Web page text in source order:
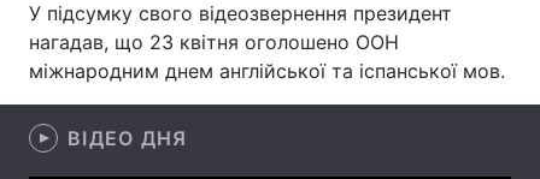
Здоров'я Туризм
Цікавинки Погода
Екологія
У підсумку свого відеозвернення президент
нагадав, що 23 квітня оголошено ООН
міжнародним днем англійської та іспанської мов.
ВІДЕО ДНЯ